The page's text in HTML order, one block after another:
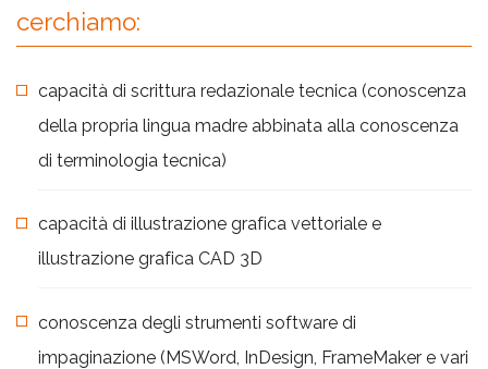
cerchiamo:
capacità di scrittura redazionale tecnica (conoscenza
della propria lingua madre abbinata alla conoscenza
di terminologia tecnica)
capacità di illustrazione grafica vettoriale e
illustrazione grafica CAD 3D
conoscenza degli strumenti software di
impaginazione (MSWord, InDesign, FrameMaker e vari